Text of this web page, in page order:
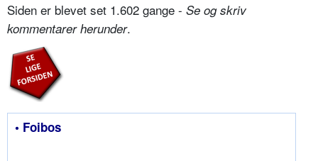
Siden er blevet set 1.602 gange - Se og skriv
kommentarer herunder.
• Foibos